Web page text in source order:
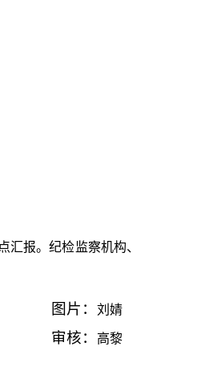
报。纪检监察机构、
图片： 刘婧
审核： 高黎